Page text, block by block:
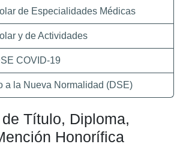
de Especialidades Médicas
y de Actividades
COVID-19
a la Nueva Normalidad (DSE)
Título, Diploma,
Honorífica